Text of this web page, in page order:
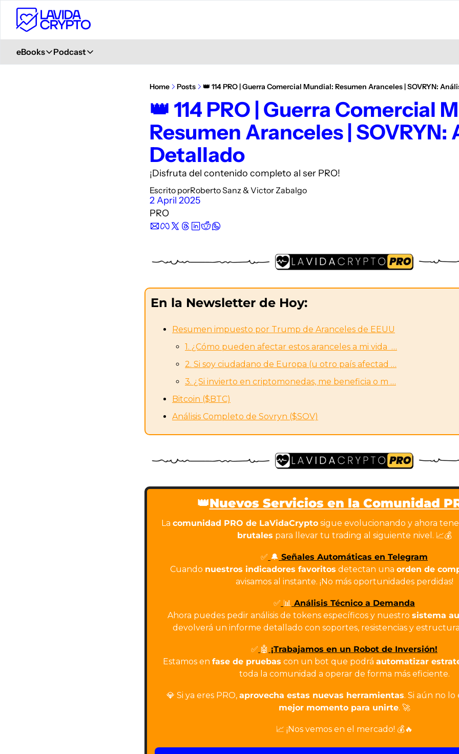
eBooks
eBooks
Primeros Pasos en Crypto
Glosario de Términos Crypto
Podcast
Podcast
Ver en YouTube
Apple Podcast
Amazon Podcast
YouTube Music
Home Posts 👑 114 PRO | Guerra Comercial Mundial: Resumen Aranceles | SOVRYN:
👑 114 PRO | Guerra Comercial
Resumen Aranceles | SOVRYN:
Detallado
¡Disfruta del contenido completo al ser PRO!
Escrito porRoberto Sanz & Victor Zabalgo
2 April 2025
PRO
En la Newsletter de Hoy:
Resumen impuesto por Trump de Aranceles de EEUU
1. ¿Cómo pueden afectar estos aranceles a mi vida  …
2. Si soy ciudadano de Europa (u otro país afectad …
3. ¿Si invierto en criptomonedas, me beneficia o m …
Bitcoin ($BTC)
Análisis Completo de Sovryn ($SOV)
👑Nuevos Servicios en la Comunidad
La comunidad PRO de LaVidaCrypto sigue evolucionando y ahora
brutales para llevar tu trading al siguiente nivel. 📈💰
✅ 🔔 Señales Automáticas en Telegram
Cuando nuestros indicadores favoritos detectan una orden de
avisamos al instante. ¡No más oportunidades perdidas!
✅ 📊 Análisis Técnico a Demanda
Ahora puedes pedir análisis de tokens específicos y nuestro sistema
devolverá un informe detallado con soportes, resistencias y
✅ 🤖 ¡Trabajamos en un Robot de Inversión!
Estamos en fase de pruebas con un bot que podrá automatizar
toda la comunidad a operar de forma más eficiente.
💎 Si ya eres PRO, aprovecha estas nuevas herramientas. Si aún no lo
mejor momento para unirte. 🚀
📈 ¡Nos vemos en el mercado! 💰🔥